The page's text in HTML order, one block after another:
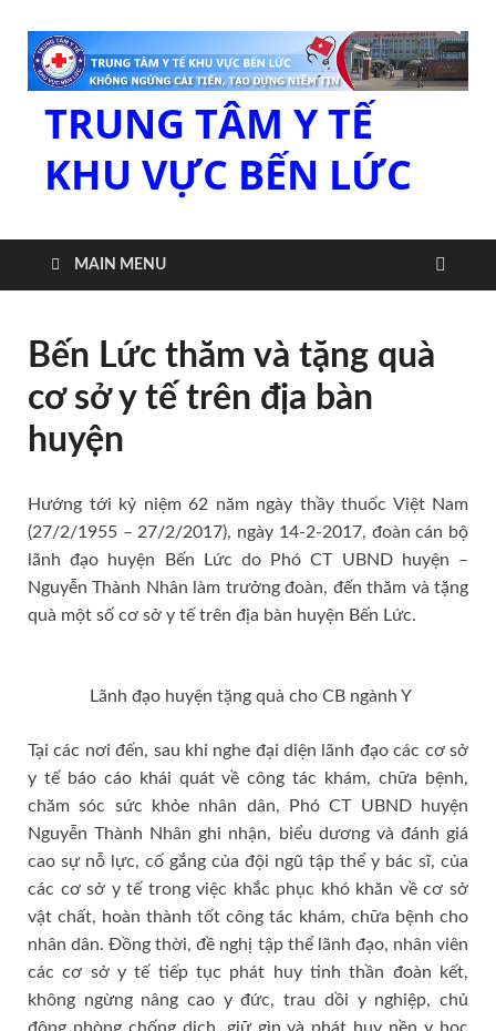
TRUNG TÂM Y TẾ
KHU VỰC BẾN LỨC
MAIN MENU
Bến Lức thăm và tặng quà
cơ sở y tế trên địa bàn
huyện
Hướng tới kỷ niệm 62 năm ngày thầy thuốc Việt Nam
(27/2/1955 – 27/2/2017), ngày 14-2-2017, đoàn cán bộ
lãnh đạo huyện Bến Lức do Phó CT UBND huyện –
Nguyễn Thành Nhân làm trưởng đoàn, đến thăm và tặng
quà một số cơ sở y tế trên địa bàn huyện Bến Lức.
Lãnh đạo huyện tặng quà cho CB ngành Y
Tại các nơi đến, sau khi nghe đại diện lãnh đạo các cơ sở
y tế báo cáo khái quát về công tác khám, chữa bệnh,
chăm sóc sức khỏe nhân dân, Phó CT UBND huyện
Nguyễn Thành Nhân ghi nhận, biểu dương và đánh giá
cao sự nỗ lực, cố gắng của đội ngũ tập thể y bác sĩ, của
các cơ sở y tế trong việc khắc phục khó khăn về cơ sở
vật chất, hoàn thành tốt công tác khám, chữa bệnh cho
nhân dân. Đồng thời, đề nghị tập thể lãnh đạo, nhân viên
các cơ sở y tế tiếp tục phát huy tinh thần đoàn kết,
không ngừng nâng cao y đức, trau dồi y nghiệp, chủ